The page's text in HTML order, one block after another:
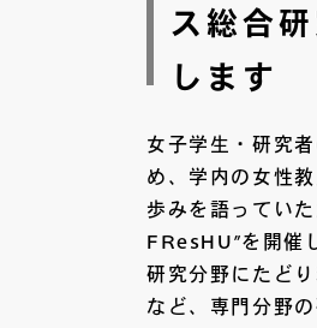
ス総合
します
女子学生・研究
め、学内の女性
歩みを語ってい
FResHU”を開催
研究分野にたど
など、専門分野